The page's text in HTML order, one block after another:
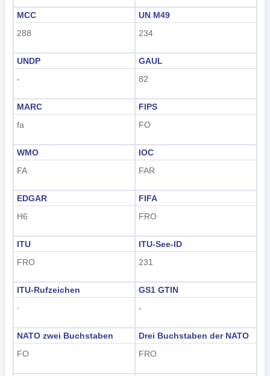
MCC
288
UN M49
234
UNDP
-
GAUL
82
MARC
fa
FIPS
FO
WMO
FA
IOC
FAR
EDGAR
H6
FIFA
FRO
ITU
FRO
ITU-See-ID
231
ITU-Rufzeichen
-
GS1 GTIN
-
NATO zwei Buchstaben
FO
Drei Buchstaben der NATO
FRO